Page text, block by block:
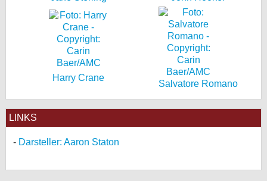
Harry Crane
Salvatore Romano
LINKS
Darsteller: Aaron Staton